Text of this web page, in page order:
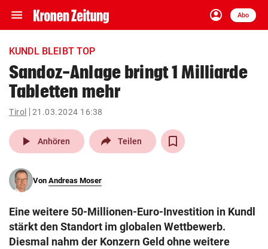
menu Navigation
ein-/ausklappen
account_circle
Anmelden
Abo
close Schließen
account_circle Anmelden
pin_drop
Wien arrow_right
search
eingeben
KUNDL BLEIBT TOP
Sandoz-Anlage bringt 1 Milliarde
Tabletten mehr
Tirol 21.03.2024 16:38
play_arrow Anhören Teilen
Von Andreas Moser
Eine weitere 50-Millionen-Euro-Investition in Kundl
stärkt den Standort im globalen Wettbewerb.
Diesmal nahm der Konzern Geld ohne weitere